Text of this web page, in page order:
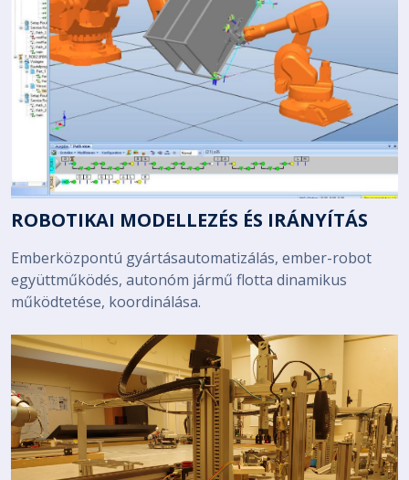
ROBOTIKAI MODELLEZÉS ÉS IRÁNYÍTÁS
Emberközpontú gyártásautomatizálás, ember-robot
együttműködés, autonóm jármű flotta dinamikus
működtetése, koordinálása.